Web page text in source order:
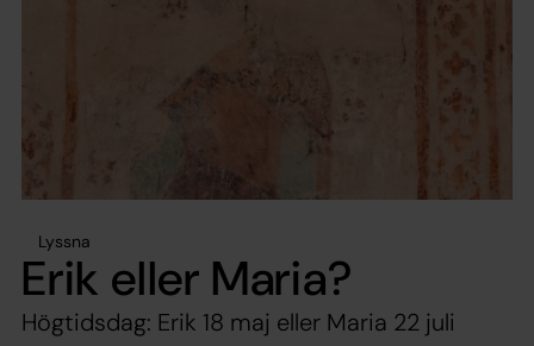
Lyssna
Erik eller Maria?
Högtidsdag: Erik 18 maj eller Maria 22 juli